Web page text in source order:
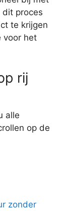
proces
te krijgen
voor het
rij
alle
op de
zonder